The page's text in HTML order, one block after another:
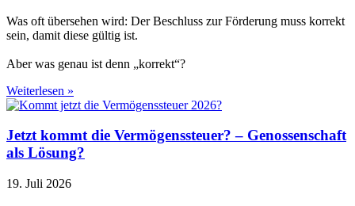
Was oft übersehen wird: Der Beschluss zur Förderung muss korrekt
sein, damit diese gültig ist.
Aber was genau ist denn „korrekt“?
Weiterlesen »
Jetzt kommt die Vermögenssteuer? – Genossenschaft
als Lösung?
19. Juli 2026